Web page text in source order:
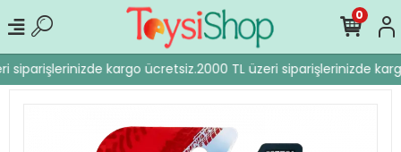
siparişlerinizde kargo ücretsiz.2000 TL üzeri siparişlerinizde
0